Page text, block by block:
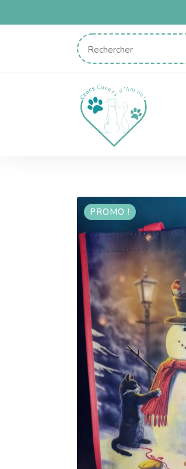
PROMO !